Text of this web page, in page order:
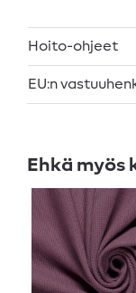
Hoito-ohjeet
EU:n
Ehkä myös